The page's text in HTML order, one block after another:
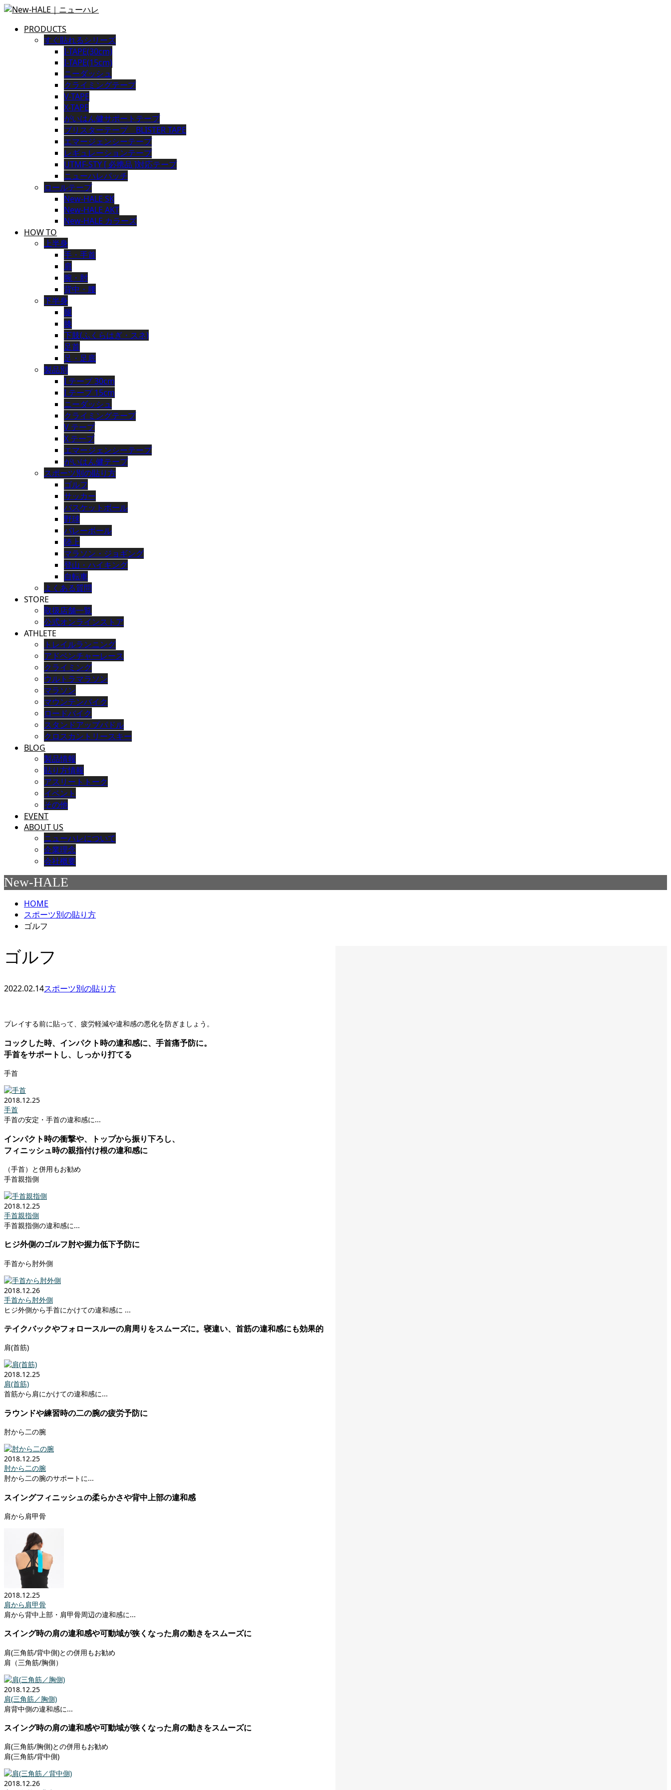
PRODUCTS
すぐ貼れるシリーズ
I-TAPE(30cm)
I-TAPE(15cm)
ニーダッシュ
クライミングテープ
V-TAPE
X-TAPE
がいはん健サポートテープ
ブリスターテープ BLISTER TAPE
エマージェンシーテープ
レギュレーションテープ
UTMF-STY [ 必携品 ]対応テープ
ニューハレパッチ
ロールテープ
New-HALE SK
New-HALE AKT
New-HALE カラーズ
HOW TO
上半身
手・手首
肩
腕・肘
背中・腰
下半身
腿
膝
下肢(ふくらはぎ・スネ)
足首
足・足底
製品別
I テープ 30cm
I テープ 15cm
ニーダッシュ
クライミングテープ
V テープ
X テープ
エマージェンシーテープ
がいはん健テープ
スポーツ別の貼り方
ゴルフ
サッカー
バスケットボール
野球
バレーボール
陸上
マラソン・ジョギング
登山・ハイキング
自転車
よくある質問
STORE
取扱店舗一覧
公式オンラインストア
ATHLETE
トレイルランニング
アドベンチャーレース
クライミング
ウルトラマラソン
マラソン
マウンテンバイク
ロードバイク
スタンドアップパドル
クロスカントリースキー
BLOG
製品情報
貼り方情報
アスリートトーク
イベント
その他
EVENT
ABOUT US
ニューハレについて
企業理念
会社概要
New-HALE
HOME
スポーツ別の貼り方
ゴルフ
ゴルフ
2022.02.14スポーツ別の貼り方
プレイする前に貼って、疲労軽減や違和感の悪化を防ぎましょう。
コックした時、インパクト時の違和感に、手首痛予防に。
手首をサポートし、しっかり打てる
手首
2018.12.25
手首
手首の安定・手首の違和感に...
インパクト時の衝撃や、トップから振り下ろし、
フィニッシュ時の親指付け根の違和感に
（手首）と併用もお勧め
手首親指側
2018.12.25
手首親指側
手首親指側の違和感に...
ヒジ外側のゴルフ肘や握力低下予防に
手首から肘外側
2018.12.26
手首から肘外側
ヒジ外側から手首にかけての違和感に ...
テイクバックやフォロースルーの肩周りをスムーズに。寝違い、首筋の違和感にも効果的
肩(首筋)
2018.12.25
肩(首筋)
首筋から肩にかけての違和感に...
ラウンドや練習時の二の腕の疲労予防に
肘から二の腕
2018.12.25
肘から二の腕
肘から二の腕のサポートに...
スイングフィニッシュの柔らかさや背中上部の違和感
肩から肩甲骨
2018.12.25
肩から肩甲骨
肩から背中上部・肩甲骨周辺の違和感に...
スイング時の肩の違和感や可動域が狭くなった肩の動きをスムーズに
肩(三角筋/背中側)との併用もお勧め
肩（三角筋/胸側）
2018.12.25
肩(三角筋／胸側)
肩背中側の違和感に...
スイング時の肩の違和感や可動域が狭くなった肩の動きをスムーズに
肩(三角筋/胸側)との併用もお勧め
肩(三角筋/背中側)
2018.12.26